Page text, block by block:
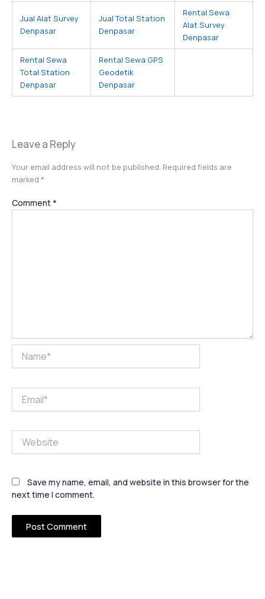
Jual Alat Survey
Denpasar
Jual Total Station
Denpasar
Rental Sewa
Alat Survey
Denpasar
Rental Sewa
Total Station
Denpasar
Rental Sewa GPS
Geodetik
Denpasar
Leave a Reply
Your email address will not be published. Required fields are
marked *
Comment *
Save my name, email, and website in this browser for the
next time I comment.